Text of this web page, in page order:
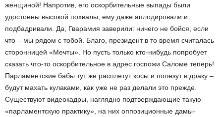
женщиной! Напротив, его оскорбительные выпады были
удостоены высокой похвалы, ему даже аплодировали и
подбадривали. Да, Гварамия заверили: ничего не бойся, если
что – мы рядом с тобой. Благо, президент в то время считалась
сторонницей «Мечты». Но пусть только кто-нибудь попробует
сказать что-то оскорбительное в адрес госпожи Саломе теперь!
Парламентские бабы тут же расплетут косы и полезут в драку –
будут махать кулаками, как уже не раз делали это прежде.
Существуют видеокадры, наглядно подтверждающие такую
«парламентскую практику», на них оппозиционные дамы-